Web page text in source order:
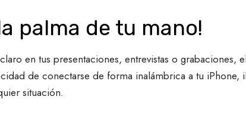
palma de tu mano!
en tus presentaciones, entrevistas o grabaciones,
de conectarse de forma inalámbrica a tu iPhone,
situación.